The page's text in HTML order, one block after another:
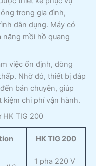
trong gia đình,
dân dụng. Máy có
năng mồi hồ quang
việc ổn định, dòng
Nhờ đó, thiết bị đáp
bán chuyên, giúp
kiệm chi phí vận hành.
HK TIG 200
HK TIG 200
1 pha 220 V